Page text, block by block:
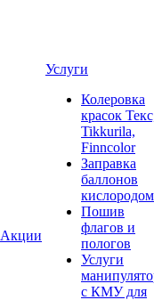
Акции
Услуги
Колеровка
красок
Tikkurila,
Finncolor
Заправка
баллонов
кислородом
Пошив
флагов и
пологов
Услуги
с КМУ для